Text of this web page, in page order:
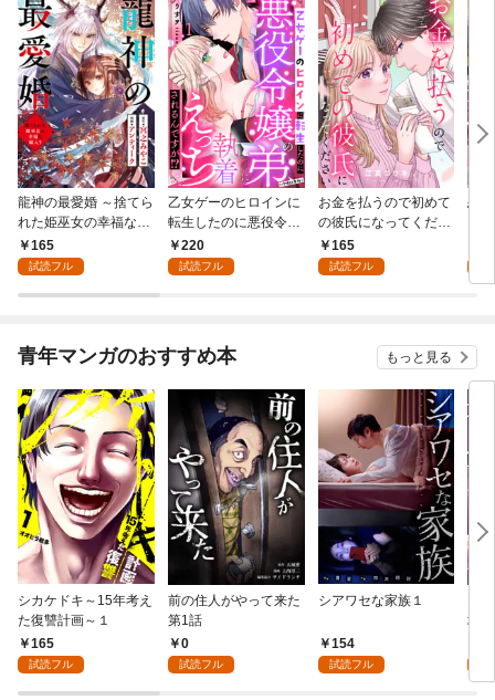
龍神の最愛婚 ～捨てら
れた姫巫女の幸福な嫁
入り～: 1
165
試読フル
乙女ゲーのヒロインに
転生したのに悪役令嬢
の弟（攻略対象外）に
執着えっちされるんで
220
試読フル
お金を払うので初めて
の彼氏になってくださ
い: 1
165
試読フル
恋
青年マンガのおすすめ本 もっと見る
シカケドキ～15年考え
た復讐計画～１
165
試読フル
前の住人がやって来た
第1話
0
試読フル
シアワセな家族１
154
試読フル
地